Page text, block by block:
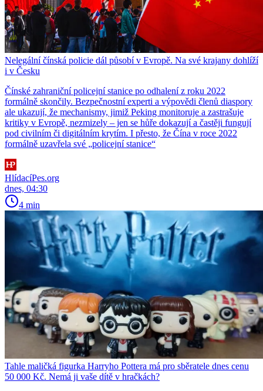
Nelegální čínská policie dál působí v Evropě. Na své krajany dohlíží
i v Česku
Čínské zahraniční policejní stanice po odhalení z roku 2022
formálně skončily. Bezpečnostní experti a výpovědi členů diaspory
ale ukazují, že mechanismy, jimiž Peking monitoruje a zastrašuje
kritiky v Evropě, nezmizely – jen se hůře dokazují a častěji fungují
pod civilním či digitálním krytím. I přesto, že Čína v roce 2022
formálně uzavřela své „policejní stanice“
HlídacíPes.org
dnes, 04:30
4 min
Tahle maličká figurka Harryho Pottera má pro sběratele dnes cenu
50 000 Kč. Nemá ji vaše dítě v hračkách?